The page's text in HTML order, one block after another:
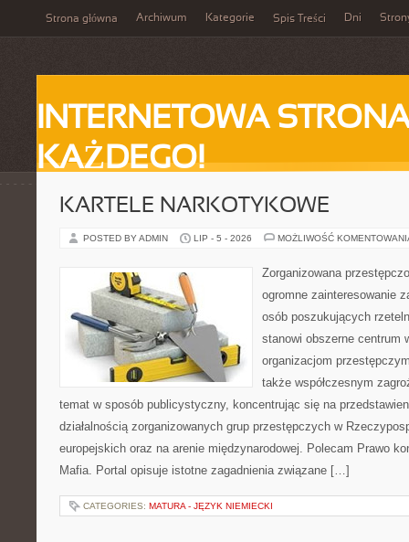
Strona główna Archiwum Kategorie Spis Treści Dni
INTERNETOWA
KAŻDEGO!
KARTELE NARKOTYKOWE
POSTED BY ADMIN LIP - 5 - 2026 MOŻLIWOŚĆ
Zorganizowana
ogromne zainteresowanie
osób poszukujących
stanowi obszerne centrum
organizacjom
także współczesnym
temat w sposób publicystyczny, koncentrując się na
działalnością zorganizowanych grup przestępczych w
europejskich oraz na arenie międzynarodowej. Polecam Prawo
Mafia. Portal opisuje istotne zagadnienia związane […]
CATEGORIES: MATURA - JĘZYK NIEMIECKI